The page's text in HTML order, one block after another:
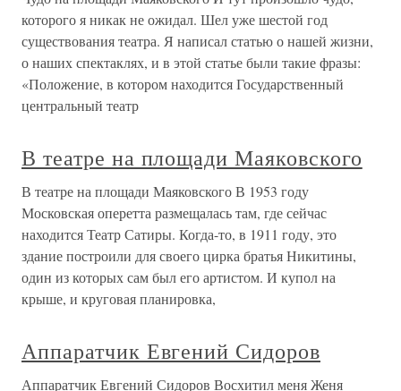
которого я никак не ожидал. Шел уже шестой год
существования театра. Я написал статью о нашей жизни,
о наших спектаклях, и в этой статье были такие фразы:
«Положение, в котором находится Государственный
центральный театр
В театре на площади Маяковского
В театре на площади Маяковского В 1953 году
Московская оперетта размещалась там, где сейчас
находится Театр Сатиры. Когда-то, в 1911 году, это
здание построили для своего цирка братья Никитины,
один из которых сам был его артистом. И купол на
крыше, и круговая планировка,
Аппаратчик Евгений Сидоров
Аппаратчик Евгений Сидоров Восхитил меня Женя